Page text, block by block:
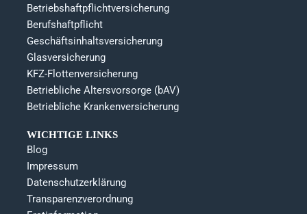
Betriebshaftpflichtversicherung
Berufshaftpflicht
Geschäftsinhaltsversicherung
Glasversicherung
KFZ-Flottenversicherung
Betriebliche Altersvorsorge (bAV)
Betriebliche Krankenversicherung
WICHTIGE LINKS
Blog
Impressum
Datenschutzerklärung
Transparenzverordnung